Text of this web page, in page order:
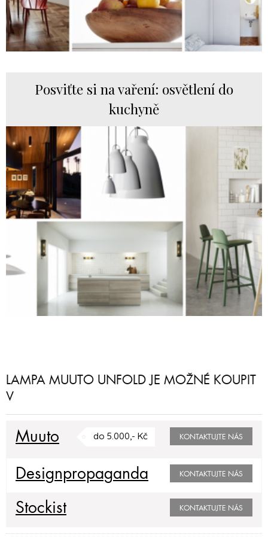
Posviťte si na vaření: osvětlení do
kuchyně
LAMPA MUUTO UNFOLD JE MOŽNÉ KOUPIT
V
Muuto KONTAKTUJTE NÁS
do 5.000,- Kč
Designpropaganda KONTAKTUJTE NÁS
Stockist KONTAKTUJTE NÁS